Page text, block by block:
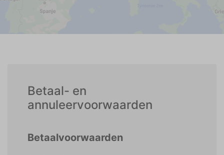
Betaal- en
annuleervoorwaarden
Betaalvoorwaarden